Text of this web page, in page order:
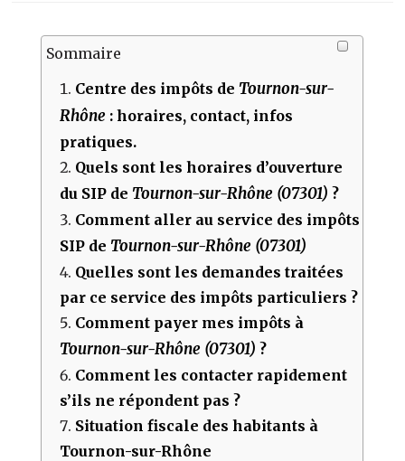
Sommaire
Centre des impôts de Tournon-sur-
Rhône : horaires, contact, infos
pratiques.
Quels sont les horaires d’ouverture
du SIP de Tournon-sur-Rhône (07301) ?
Comment aller au service des impôts
SIP de Tournon-sur-Rhône (07301)
Quelles sont les demandes traitées
par ce service des impôts particuliers ?
Comment payer mes impôts à
Tournon-sur-Rhône (07301) ?
Comment les contacter rapidement
s’ils ne répondent pas ?
Situation fiscale des habitants à
Tournon-sur-Rhône